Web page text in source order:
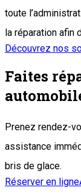
toute
la réparation afin
Découvrez nos
Faites
Prenez rendez-
assistance
bris de glace.
Réserver en ligne